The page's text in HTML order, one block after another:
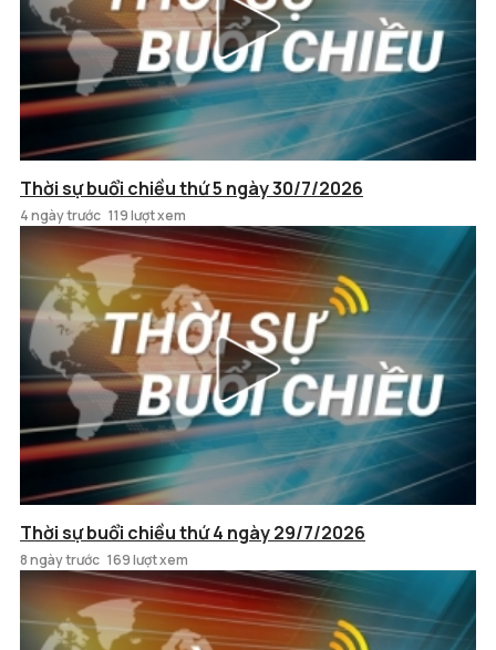
Thời sự buổi chiều thứ 5 ngày 30/7/2026
4 ngày trước 119 lượt xem
Thời sự buổi chiều thứ 4 ngày 29/7/2026
8 ngày trước 169 lượt xem